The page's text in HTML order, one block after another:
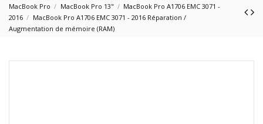
MacBook Pro
MacBook Pro 13"
MacBook Pro A1706 EMC 3071 -
2016
MacBook Pro A1706 EMC 3071 - 2016 Réparation /
Augmentation de mémoire (RAM)